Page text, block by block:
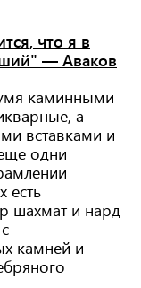
что я в
— Аваков
каминными
а
вставками и
одни
есть
шахмат и нард
камней и